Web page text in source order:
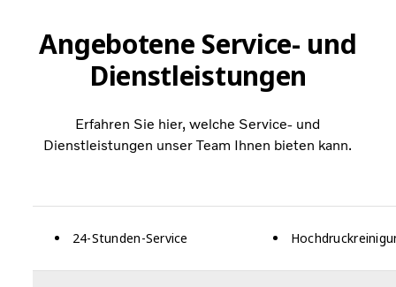
Angebotene Service- und
Dienstleistungen
Erfahren Sie hier, welche Service- und
Dienstleistungen unser Team Ihnen bieten kann.
24-Stunden-Service